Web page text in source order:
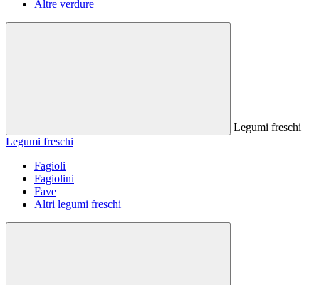
Altre verdure
Legumi freschi
Legumi freschi
Fagioli
Fagiolini
Fave
Altri legumi freschi